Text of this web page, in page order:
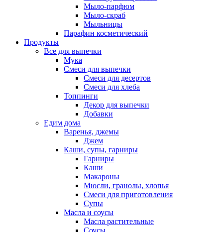
Мыло-парфюм
Мыло-скраб
Мыльницы
Парафин косметический
Продукты
Все для выпечки
Мука
Смеси для выпечки
Смеси для десертов
Смеси для хлеба
Топпинги
Декор для выпечки
Добавки
Едим дома
Варенья, джемы
Джем
Каши, супы, гарниры
Гарниры
Каши
Макароны
Мюсли, гранолы, хлопья
Смеси для приготовления
Супы
Масла и соусы
Масла растительные
Соусы